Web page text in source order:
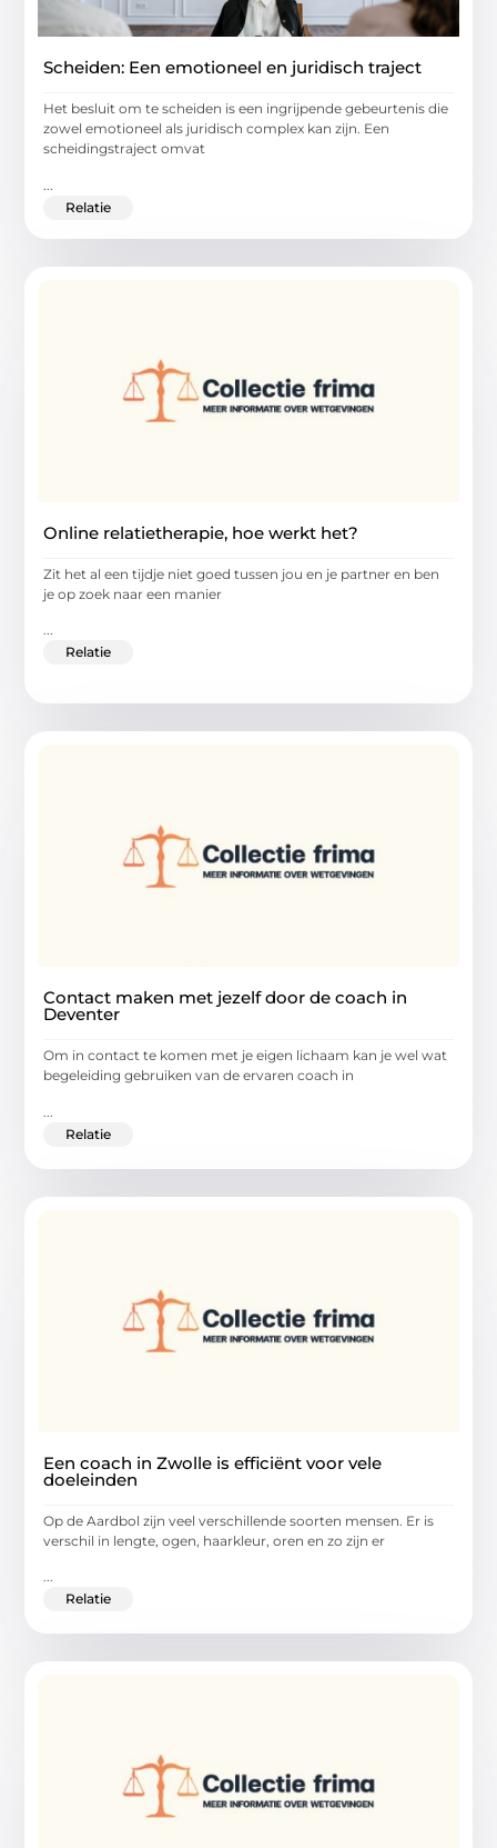
Scheiden: Een emotioneel en juridisch traject
Het besluit om te scheiden is een ingrijpende gebeurtenis die
zowel emotioneel als juridisch complex kan zijn. Een
scheidingstraject omvat
Relatie
Online relatietherapie, hoe werkt het?
Zit het al een tijdje niet goed tussen jou en je partner en ben
je op zoek naar een manier
...
Relatie
Contact maken met jezelf door de coach in
Deventer
Om in contact te komen met je eigen lichaam kan je wel wat
begeleiding gebruiken van de ervaren coach in
Relatie
Een coach in Zwolle is efficiënt voor vele
doeleinden
Op de Aardbol zijn veel verschillende soorten mensen. Er is
verschil in lengte, ogen, haarkleur, oren en zo zijn er
Relatie